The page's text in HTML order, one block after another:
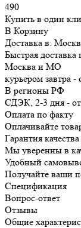
490
Купить в один
В Корзину
Доставка в:
Быстрая
Москва и МО
курьером завтра -
В регионы РФ
СДЭК, 2-3 дня -
Оплата по факту
Оплачивайте
Гарантия качества
Мы уверенны в
Удобный
Получайте ваши
Спецификация
Вопрос-ответ
Отзывы
Общие